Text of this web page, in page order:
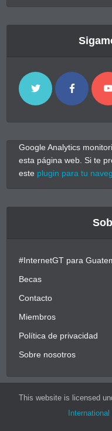
Google Analytics
esta página web. Si te
este plugin para tu
#InternetGT para
Becas
Contacto
Miembros
Política de privacidad
Sobre nosotros
This website is licensed